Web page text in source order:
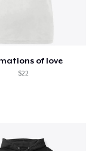
of love
$22